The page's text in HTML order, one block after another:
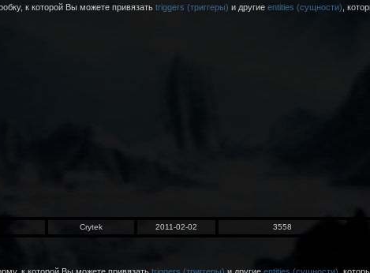
к которой Вы можете привязать triggers (триггеры) и другие entities (сущности) ,
Crytek 2011-02-02 3558